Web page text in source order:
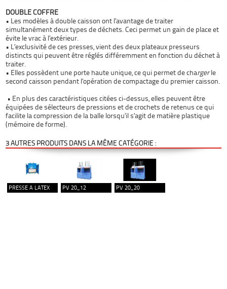
DOUBLE COFFRE
• Les modèles à double caisson ont l’avantage de traiter
simultanément deux types de déchets. Ceci permet un gain de place et
évite le vrac à l’extérieur.
• L’exclusivité de ces presses, vient des deux plateaux presseurs
distincts qui peuvent être réglés différemment en fonction du déchet à
traiter.
• Elles possèdent une porte haute unique, ce qui permet de chargerle
second caisson pendant l’opération de compactage du premier caisson.
• En plus des caractéristiques citées ci-dessus, elles peuvent être
équipées de sélecteurs de pressions et de crochets de retenus ce qui
facilite la compression de la balle lorsqu’il s’agit de matière plastique
(mémoire de forme).
3 AUTRES PRODUITS DANS LA MÊME CATÉGORIE :
PRESSE A LATEX PV 20_12 PV 20_20